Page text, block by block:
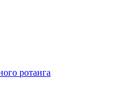
ротанга